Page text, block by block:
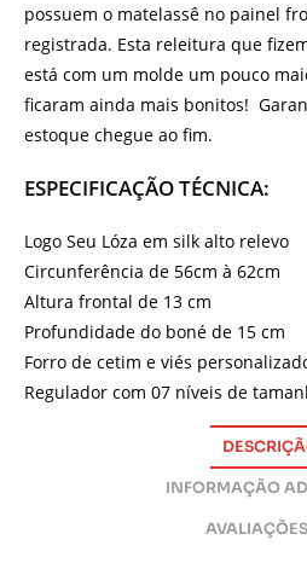
possuem o matelassê no painel
registrada. Esta releitura que
está com um molde um pouco
ficaram ainda mais bonitos!
estoque chegue ao fim.
ESPECIFICAÇÃO TÉCNICA:
Logo Seu Lóza em silk alto relevo
Circunferência de 56cm à 62cm
Altura frontal de 13 cm
Profundidade do boné de 15 cm
Forro de cetim e viés
Regulador com 07 níveis de
INFORMAÇÃO